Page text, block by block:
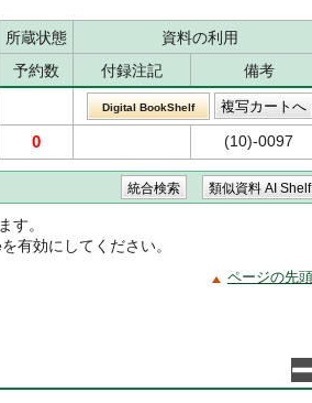
所蔵状態
資料の利用
予約数 付録注記
備考
Digital BookShelf
0 (10)-0097
す。
有効にしてください。
ページの先